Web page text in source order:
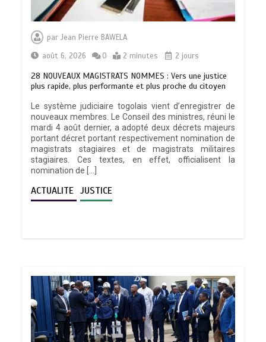
parJean Pierre BAWELA
août 6, 2026
0 2 minutes 2 jours
28 NOUVEAUX MAGISTRATS NOMMES : Vers une justice
plus rapide, plus performante et plus proche du citoyen
Le système judiciaire togolais vient d’enregistrer de
nouveaux membres. Le Conseil des ministres, réuni le
mardi 4 août dernier, a adopté deux décrets majeurs
portant décret portant respectivement nomination de
magistrats stagiaires et de magistrats militaires
stagiaires. Ces textes, en effet, officialisent la
nomination de […]
ACTUALITE JUSTICE